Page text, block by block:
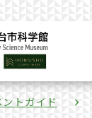
ントガイド